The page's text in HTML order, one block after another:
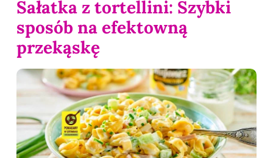
Sałatka z tortellini: Szybki
sposób na efektowną
przekąskę